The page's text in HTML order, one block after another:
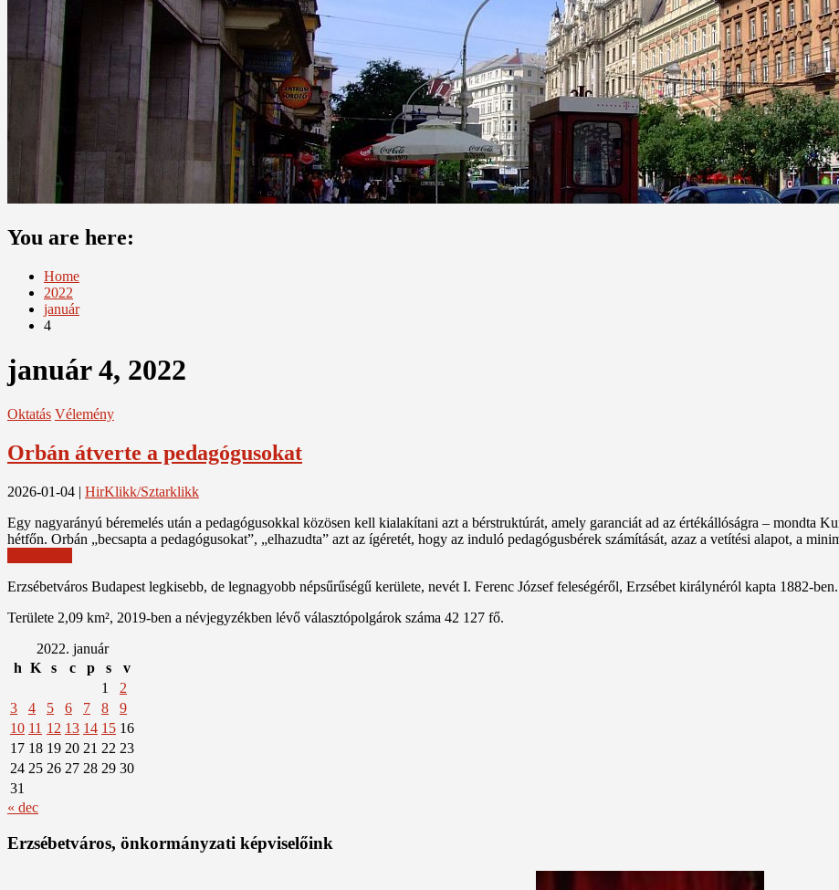
You are here:
Home
2022
január
4
január 4, 2022
Oktatás Vélemény
Orbán átverte a pedagógusokat
2026-01-04 | HirKlikk/Sztarklikk
Egy nagyarányú béremelés után a pedagógusokkal közösen kell kialakítani azt a bérstruktúrát, amely garanciát ad az értékállóságra – mondta
hétfőn. Orbán „becsapta a pedagógusokat”, „elhazudta” azt az ígéretét, hogy az induló pedagógusbérek számítását, azaz a vetítési alapot, a
Erzsébetváros Budapest legkisebb, de legnagyobb népsűrűségű kerülete, nevét I. Ferenc József feleségéről, Erzsébet királynéról kapta 1882-ben.
Területe 2,09 km², 2019-ben a névjegyzékben lévő választópolgárok száma 42 127 fő.
2022. január
h K s c p s
v
1
2
3
4 5 6 7 8
9
10 11 12 13 14 15 16
17 18 19 20 21 22 23
24 25 26 27 28 29 30
31
« dec
Erzsébetváros, önkormányzati képviselőink